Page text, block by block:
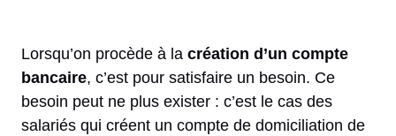
Lorsqu’on procède à la création d’un compte
bancaire, c’est pour satisfaire un besoin. Ce
besoin peut ne plus exister : c’est le cas des
salariés qui créent un compte de domiciliation de